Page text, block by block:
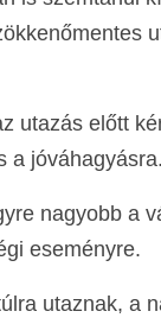
utazás előtt
a jóváhagyásra.
nagyobb a
eseményre.
utaznak, a